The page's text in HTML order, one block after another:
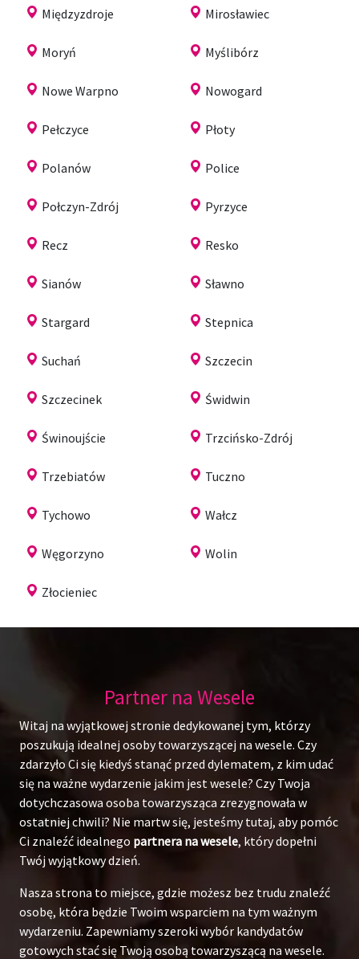
Międzyzdroje Mirosławiec
Moryń Myślibórz
Nowe Warpno Nowogard
Pełczyce Płoty
Polanów Police
Połczyn-Zdrój Pyrzyce
Recz Resko
Sianów Sławno
Stargard Stepnica
Suchań Szczecin
Szczecinek Świdwin
Świnoujście Trzcińsko-Zdrój
Trzebiatów Tuczno
Tychowo Wałcz
Węgorzyno Wolin
Złocieniec
Partner na Wesele
Witaj na wyjątkowej stronie dedykowanej tym, którzy
poszukują idealnej osoby towarzyszącej na wesele. Czy
zdarzyło Ci się kiedyś stanąć przed dylematem, z kim udać
się na ważne wydarzenie jakim jest wesele? Czy Twoja
dotychczasowa osoba towarzysząca zrezygnowała w
ostatniej chwili? Nie martw się, jesteśmy tutaj, aby pomóc
Ci znaleźć idealnego partnera na wesele, który dopełni
Twój wyjątkowy dzień.
Nasza strona to miejsce, gdzie możesz bez trudu znaleźć
osobę, która będzie Twoim wsparciem na tym ważnym
wydarzeniu. Zapewniamy szeroki wybór kandydatów
gotowych stać się Twoją osobą towarzyszącą na wesele.